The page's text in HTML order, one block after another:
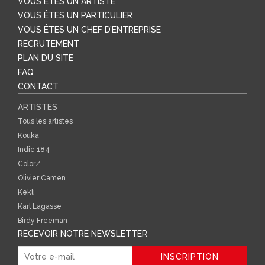
VOUS ÊTES UN PARTICULIER
VOUS ÊTES UN CHEF D’ENTREPRISE
RECRUTEMENT
PLAN DU SITE
FAQ
CONTACT
ARTISTES
Tous les artistes
Kouka
Indie 184
ColorZ
Olivier Camen
Kekli
Karl Lagasse
Birdy Freeman
RECEVOIR NOTRE NEWSLETTER